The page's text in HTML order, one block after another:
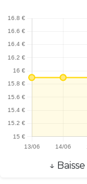
↓ Baisse